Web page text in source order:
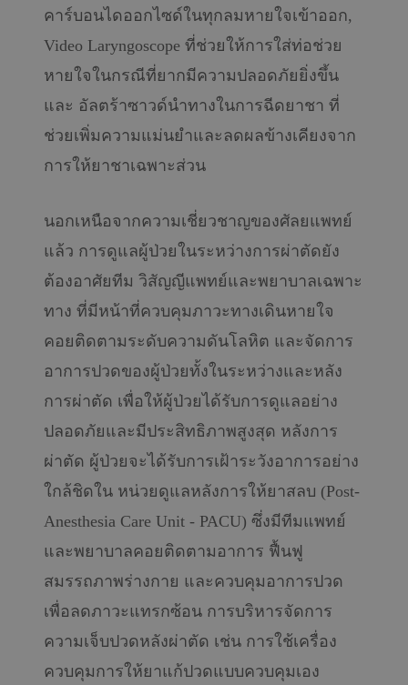
คาร์บอนไดออกไซด์ในทุกลมหายใจเข้าออก,
Video Laryngoscope ที่ช่วยให้การใส่ท่อช่วย
หายใจในกรณีที่ยากมีความปลอดภัยยิ่งขึ้น
และ อัลตร้าซาวด์นำทางในการฉีดยาชา ที่
ช่วยเพิ่มความแม่นยำและลดผลข้างเคียงจาก
การให้ยาชาเฉพาะส่วน
นอกเหนือจากความเชี่ยวชาญของศัลยแพทย์
แล้ว การดูแลผู้ป่วยในระหว่างการผ่าตัดยัง
ต้องอาศัยทีม วิสัญญีแพทย์และพยาบาลเฉพาะ
ทาง ที่มีหน้าที่ควบคุมภาวะทางเดินหายใจ
คอยติดตามระดับความดันโลหิต และจัดการ
อาการปวดของผู้ป่วยทั้งในระหว่างและหลัง
การผ่าตัด เพื่อให้ผู้ป่วยได้รับการดูแลอย่าง
ปลอดภัยและมีประสิทธิภาพสูงสุด หลังการ
ผ่าตัด ผู้ป่วยจะได้รับการเฝ้าระวังอาการอย่าง
ใกล้ชิดใน หน่วยดูแลหลังการให้ยาสลบ (Post-
Anesthesia Care Unit - PACU) ซึ่งมีทีมแพทย์
และพยาบาลคอยติดตามอาการ ฟื้นฟู
สมรรถภาพร่างกาย และควบคุมอาการปวด
เพื่อลดภาวะแทรกซ้อน การบริหารจัดการ
ความเจ็บปวดหลังผ่าตัด เช่น การใช้เครื่อง
ควบคุมการให้ยาแก้ปวดแบบควบคุมเอง